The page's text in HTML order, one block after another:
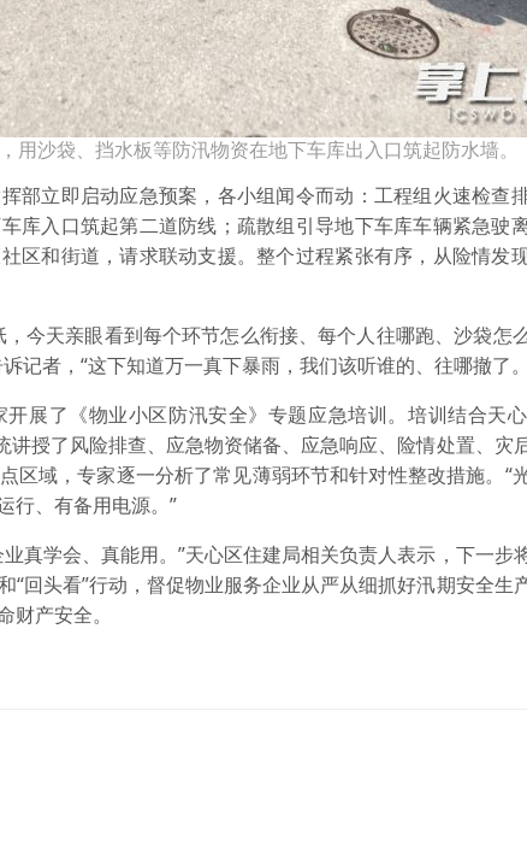
用沙袋、挡水板等防汛物资在地下车库出入口筑起防水墙。
立即启动应急预案，各小组闻令而动：工程组火速检查
库入口筑起第二道防线；疏散组引导地下车库车辆紧急驶
区和街道，请求联动支援。整个过程紧张有序，从险情发
天亲眼看到每个环节怎么衔接、每个人往哪跑、沙袋怎
记者，“这下知道万一真下暴雨，我们该听谁的、往哪撤了
了《物业小区防汛安全》专题应急培训。培训结合天
讲授了风险排查、应急物资储备、应急响应、险情处置、灾
区域，专家逐一分析了常见薄弱环节和针对性整改措施。“
行、有备用电源。”
学会、真能用。”天心区住建局相关负责人表示，下一步将
“回头看”行动，督促物业服务企业从严从细抓好汛期安全生
产安全。